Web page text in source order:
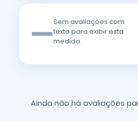
—Sem avaliações com
texto para exibir esta
medida.
Ainda não há avaliações